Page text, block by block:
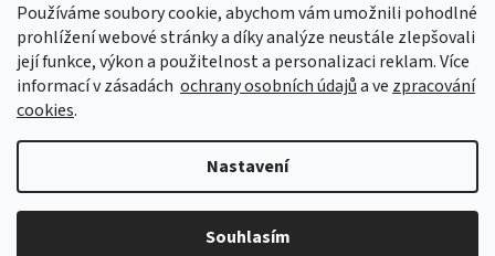
Používáme soubory cookie, abychom vám umožnili pohodlné
prohlížení webové stránky a díky analýze neustále zlepšovali
její funkce, výkon a použitelnost a personalizaci reklam. Více
informací v zásadách ochrany osobních údajůa ve zpracování
cookies.
Nastavení
Souhlasím
Copyright 2026Naturzon.cz. Všechna práva vyhrazena.Upravit